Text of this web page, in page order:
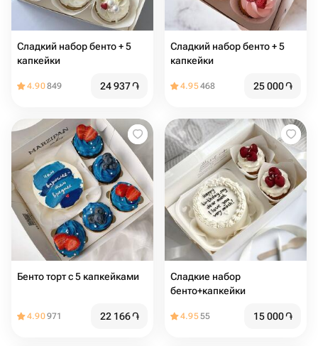
Сладкий набор бенто + 5
капкейки
4.90849 24 937֏
Сладкий набор бенто + 5
капкейки
4.95468 25 000֏
Бенто торт с 5 капкейками
4.90971 22 166֏
Сладкие набор
бенто+капкейки
4.9555 15 000֏